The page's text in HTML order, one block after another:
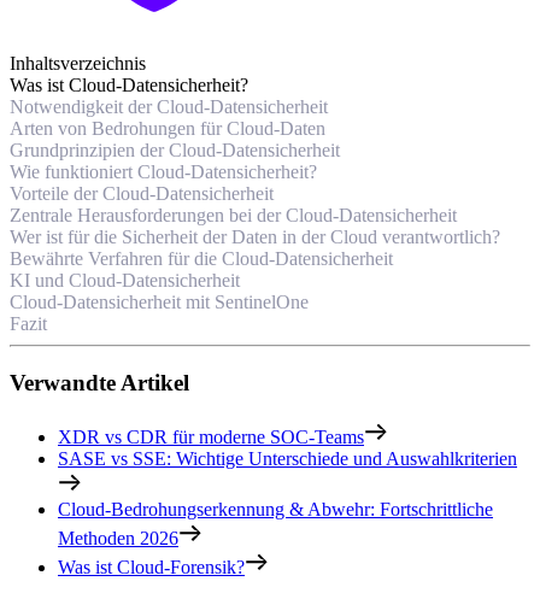
Inhaltsverzeichnis
Was ist Cloud-Datensicherheit?
Notwendigkeit der Cloud-Datensicherheit
Arten von Bedrohungen für Cloud-Daten
Grundprinzipien der Cloud-Datensicherheit
Wie funktioniert Cloud-Datensicherheit?
Vorteile der Cloud-Datensicherheit
Zentrale Herausforderungen bei der Cloud-Datensicherheit
Wer ist für die Sicherheit der Daten in der Cloud verantwortlich?
Bewährte Verfahren für die Cloud-Datensicherheit
KI und Cloud-Datensicherheit
Cloud-Datensicherheit mit SentinelOne
Fazit
Verwandte Artikel
XDR vs CDR für moderne SOC-Teams
SASE vs SSE: Wichtige Unterschiede und Auswahlkriterien
Cloud-Bedrohungserkennung & Abwehr: Fortschrittliche
Methoden 2026
Was ist Cloud-Forensik?